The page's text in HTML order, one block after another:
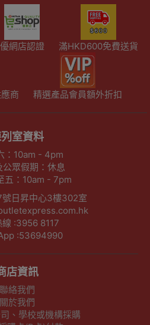
優網店認證 滿HKD600免費送貨
商 精選產品會員額外折扣
室資料
：10am - 4pm
眾假期：休息
五：10am - 7pm
日昇中心3樓302室
線 :3956 8117
:53694990
店資訊
聯絡我們
關於我們
、學校或機構採購